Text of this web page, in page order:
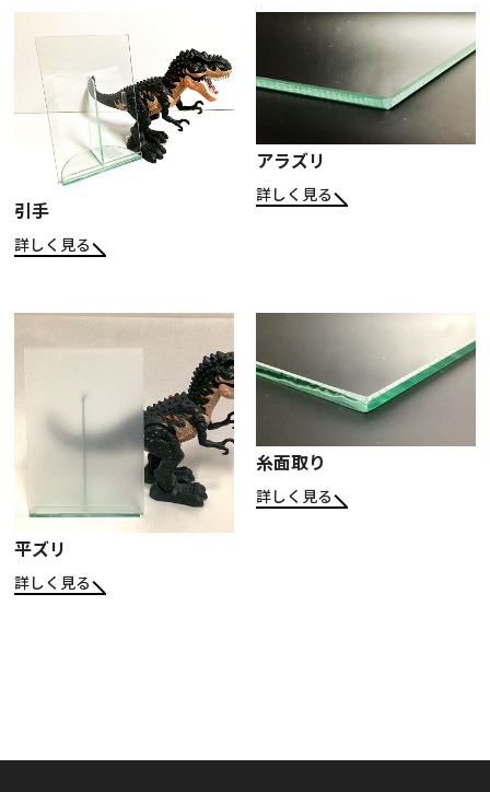
引手
詳しく見る
アラズリ
詳しく見る
平ズリ
詳しく見る
糸面取り
詳しく見る